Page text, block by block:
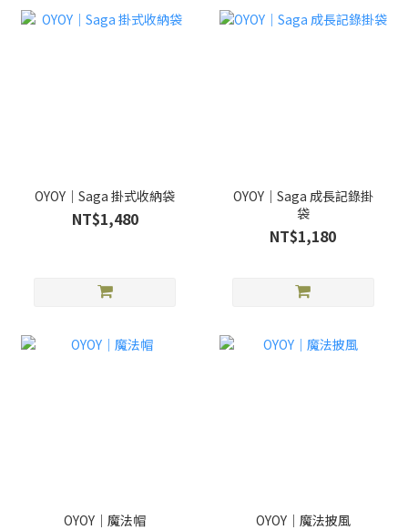
OYOY｜Saga 掛式收納袋
NT$1,480
OYOY｜Saga 成長記錄掛
袋
NT$1,180
OYOY｜魔法帽 OYOY｜魔法披風